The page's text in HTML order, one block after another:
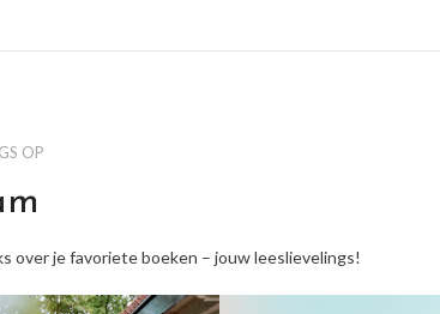
OP
over je favoriete boeken – jouw leeslievelings!